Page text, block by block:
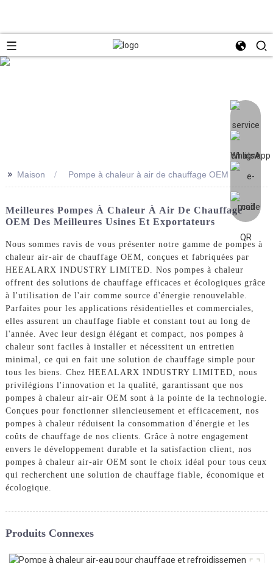
>> Maison Pompe à chaleur à air de chauffage OEM
Meilleures Pompes À Chaleur À Air De Chauffage
OEM Des Meilleures Usines Et Exportateurs
Nous sommes ravis de vous présenter notre gamme de pompes à
chaleur air-air de chauffage OEM, conçues et fabriquées par
HEEALARX INDUSTRY LIMITED. Nos pompes à chaleur
offrent des solutions de chauffage efficaces et écologiques grâce
à l'utilisation de l'air comme source d'énergie renouvelable.
Parfaites pour les applications résidentielles et commerciales,
elles assurent un chauffage fiable et constant tout au long de
l'année. Avec leur design élégant et compact, nos pompes à
chaleur sont faciles à installer et nécessitent un entretien
minimal, ce qui en fait une solution de chauffage simple pour
tous les biens. Chez HEEALARX INDUSTRY LIMITED, nous
privilégions l'innovation et la qualité, garantissant que nos
pompes à chaleur air-air OEM sont à la pointe de la technologie.
Conçues pour fonctionner silencieusement et efficacement, nos
pompes à chaleur réduisent la consommation d'énergie et les
coûts de chauffage de nos clients. Grâce à notre engagement
envers le développement durable et la satisfaction client, nos
pompes à chaleur air-air OEM sont le choix idéal pour tous ceux
qui recherchent une solution de chauffage fiable, économique et
écologique.
Produits Connexes